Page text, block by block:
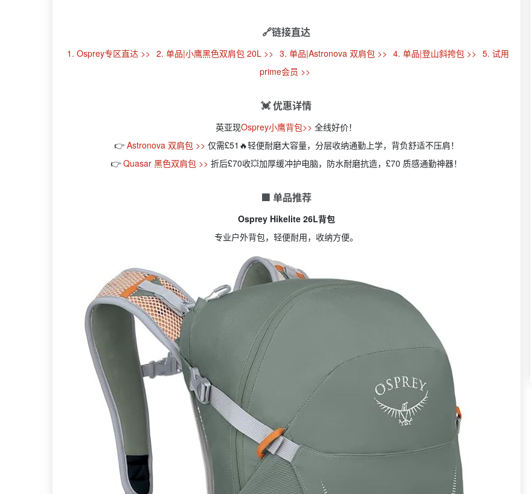
🔗链接直达
1. Osprey专区直达 >> 2. 单品|小鹰黑色双肩包 ‎20L >> 3. 单品|Astronova 双肩包 >> 4. 单品|登山斜挎包 >> 5. 试用
prime会员 >>
💓 优惠详情
英亚现Osprey小鹰背包>> 全线好价！
👉 Astronova 双肩包 >> 仅需£51🔥轻便耐磨大容量，分层收纳通勤上学，背负舒适不压肩！
👉Quasar 黑色双肩包 >> 折后£70收💥加厚缓冲护电脑，防水耐磨抗造，£70 质感通勤神器！
🟩 单品推荐
Osprey Hikelite 26L背包
专业户外背包，轻便耐用，收纳方便。